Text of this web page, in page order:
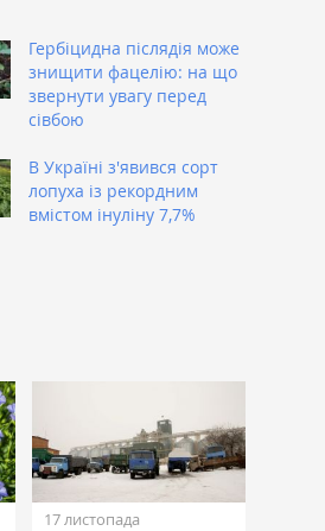
Гербіцидна післядія може
знищити фацелію: на що
звернути увагу перед
сівбою
В Україні з'явився сорт
лопуха із рекордним
вмістом інуліну 7,7%
17 листопада